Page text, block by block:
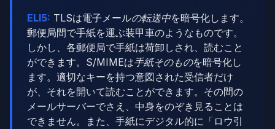
ELI5: TLSは電子メールの転送中を暗号化します。
郵便局間で手紙を運ぶ装甲車のようなものです。
しかし、各郵便局で手紙は荷卸しされ、読むこと
ができます。S/MIMEは手紙そのものを暗号化し
ます。適切なキーを持つ意図された受信者だけ
が、それを開いて読むことができます。その間の
メールサーバーでさえ、中身をのぞき見ることは
できません。また、手紙にデジタル的に「ロウ引